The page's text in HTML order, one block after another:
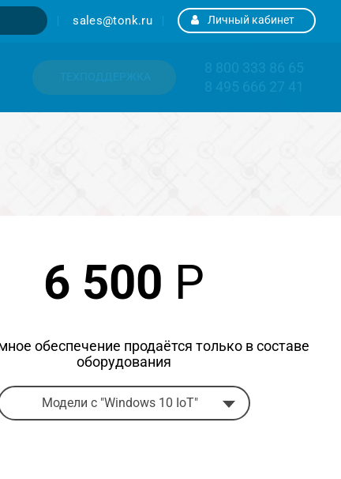
sales@tonk.ru Личный кабинет
ТЕХПОДДЕРЖКА
8 800 333 86 65
8 495 666 27 41
6 500 Р
обеспечение продаётся только в составе
оборудования
Модели с "Windows 10 IoT"